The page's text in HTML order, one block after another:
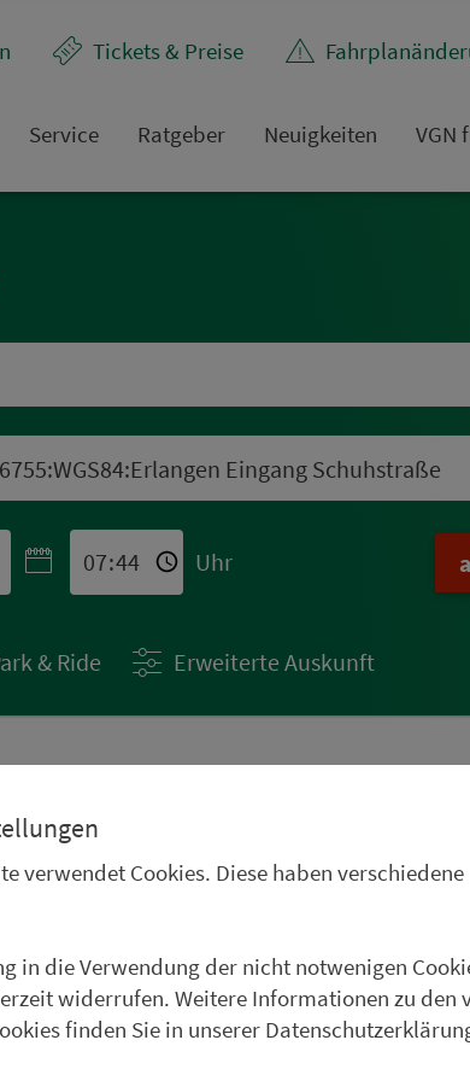
Tickets & Preise
Service Rat­ge­ber Neuigkeiten VGN
Uhr
& Ride Erweiterte Auskunft
Oberpfälzer
im
in Roth.
weiter
verwendet Cookies. Diese haben verschiedene
in die Verwendung der nicht notwenigen
widerrufen. Weitere Informationen zu den
finden Sie in unserer